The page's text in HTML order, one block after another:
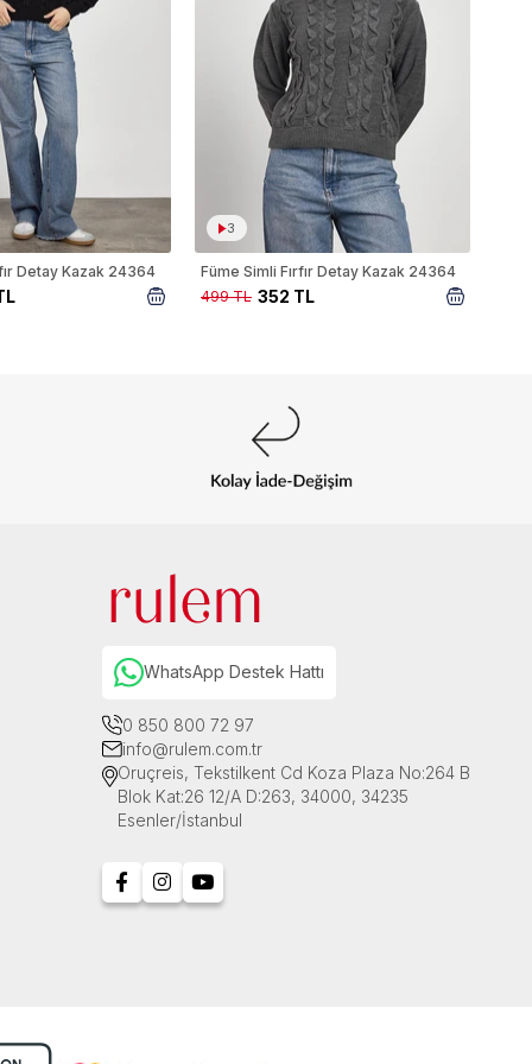
Detay Kazak 24364
3
Füme Simli Fırfır Detay Kazak 24364
352 TL
499 TL
WhatsApp Destek Hattı
0 850 800 72 97
info@rulem.com.tr
Oruçreis, Tekstilkent Cd Koza Plaza No:264 B
Blok Kat:26 12/A D:263, 34000, 34235
Esenler/İstanbul